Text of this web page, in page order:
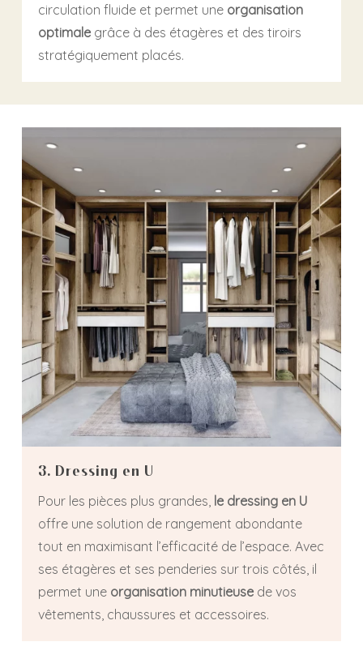
circulation fluide et permet une organisation
optimalegrâce à des étagères et des tiroirs
stratégiquement placés.
3. Dressing en U
Pour les pièces plus grandes, le dressing en U
offre une solution de rangement abondante
tout en maximisant l’efficacité de l’espace. Avec
ses étagères et ses penderies sur trois côtés, il
permet une organisation minutieusede vos
vêtements, chaussures et accessoires.